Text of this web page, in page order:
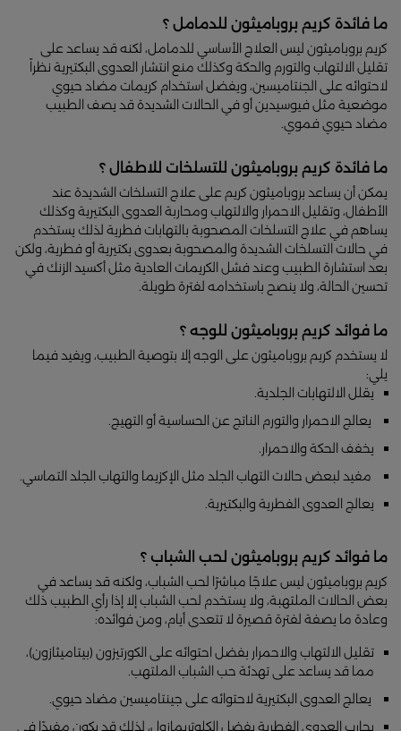
ما فائدة كريم بروباميثون للدمامل ؟
كريم بروباميثون ليس العلاج الأساسي للدمامل، لكنه قد يساعد على
تقليل الالتهاب والتورم والحكة وكذلك منع انتشار العدوى البكتيرية نظراً
لاحتوائه على الجنتاميسين، ويفضل استخدام كريمات مضاد حيوي
موضعية مثل فيوسيدين أو في الحالات الشديدة قد يصف الطبيب
مضاد حيوي فموي.
ما فائدة كريم بروباميثون للتسلخات للاطفال ؟
يمكن أن يساعد بروباميثون كريم على علاج التسلخات الشديدة عند
الأطفال، وتقليل الاحمرار والالتهاب ومحاربة العدوى البكتيرية وكذلك
يساهم في علاج التسلخات المصحوبة بالتهابات فطرية لذلك يستخدم
في حالات التسلخات الشديدة والمصحوبة بعدوى بكتيرية أو فطرية، ولكن
بعد استشارة الطبيب وعند فشل الكريمات العادية مثل أكسيد الزنك في
تحسين الحالة، ولا ينصح باستخدامه لفترة طويلة.
ما فوائد كريم بروباميثون للوجه ؟
لا يستخدم كريم بروباميثون على الوجه إلا بتوصية الطبيب، ويفيد فيما
يلي:
يقلل الالتهابات الجلدية.
يعالج الاحمرار والتورم الناتج عن الحساسية أو التهيج.
يخفف الحكة والاحمرار.
مفيد لبعض حالات التهاب الجلد مثل الإكزيما والتهاب الجلد التماسي.
يعالج العدوى الفطرية والبكتيرية.
ما فوائد كريم بروباميثون لحب الشباب ؟
كريم بروباميثون ليس علاجًا مباشرًا لحب الشباب، ولكنه قد يساعد في
بعض الحالات الملتهبة، ولا يستخدم لحب الشباب إلا إذا رأي الطبيب ذلك
وعادة ما يصفة لفترة قصيرة لا تتعدى أيام، ومن فوائده:
تقليل الالتهاب والاحمرار بفضل احتوائه على الكورتيزون (بيتاميثازون)،
مما قد يساعد على تهدئة حب الشباب الملتهب.
يعالج العدوى البكتيرية لاحتوائه على جينتاميسين مضاد حيوي.
يحارب العدوى الفطرية بفضل الكلوتريمازول، لذلك قد يكون مفيدًا في